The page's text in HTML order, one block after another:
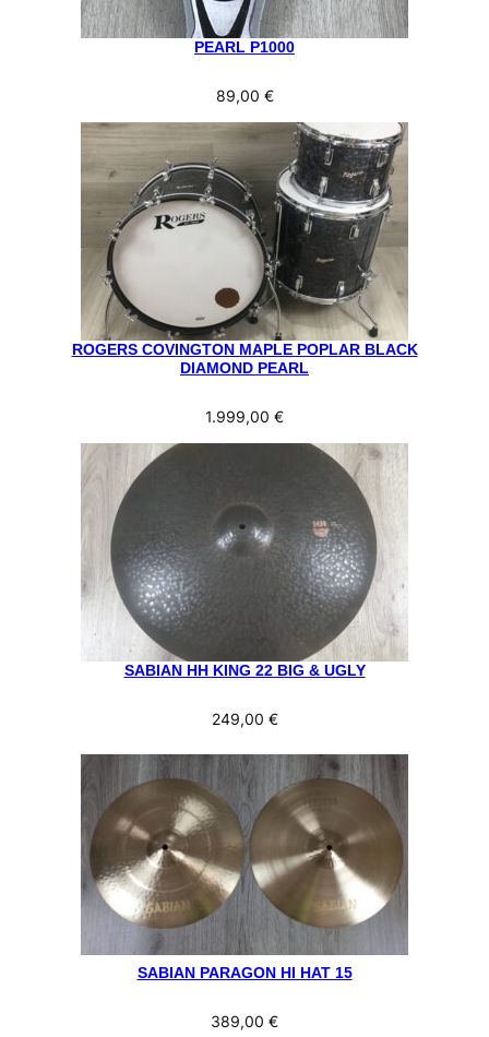
PEARL P1000
89,00 €
ROGERS COVINGTON MAPLE POPLAR BLACK
DIAMOND PEARL
1.999,00 €
SABIAN HH KING 22 BIG & UGLY
249,00 €
SABIAN PARAGON HI HAT 15
389,00 €